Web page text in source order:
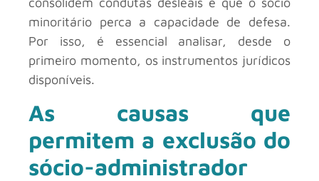
minoritário perca a capacidade de defesa.
Por isso, é essencial analisar, desde o
primeiro momento, os instrumentos jurídicos
disponíveis.
As causas que
permitem a exclusão do
sócio-administrador